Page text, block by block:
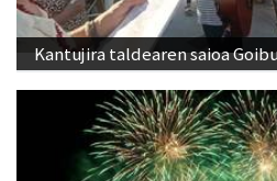
Kantujira taldearen saioa